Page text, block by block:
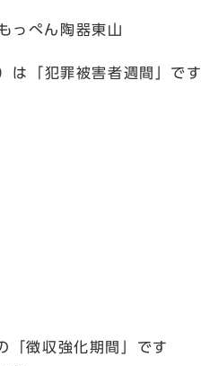
っぺん陶器東山
「犯罪被害者週間」です
徴収強化期間」です